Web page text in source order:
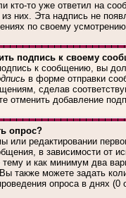
кто-то уже ответил на
них. Эта надпись не
по своему
подпись к своему
к сообщению, вы
в форме отправки
сделав
отменить добавление
опрос?
или редактировании
в зависимости от
и как минимум два
также можете задать
опроса в днях (0